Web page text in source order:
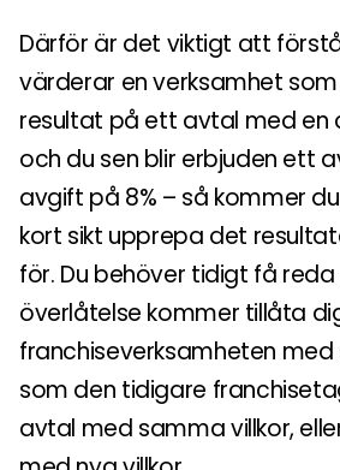
Därför är det viktigt att
värderar en verksamhet
resultat på ett avtal med en
och du sen blir erbjuden ett
avgift på 8% – så kommer
kort sikt upprepa det
för. Du behöver tidigt få
överlåtelse kommer tillåta
franchiseverksamheten
som den tidigare
avtal med samma villkor,